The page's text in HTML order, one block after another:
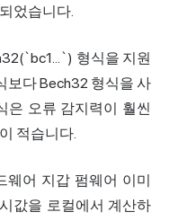
었습니다.
형식을 지원
보다 Bech32 형식을 사
은 오류 감지력이 훨씬
적습니다.
웨어 지갑 펌웨어 이미
값을 로컬에서 계산하